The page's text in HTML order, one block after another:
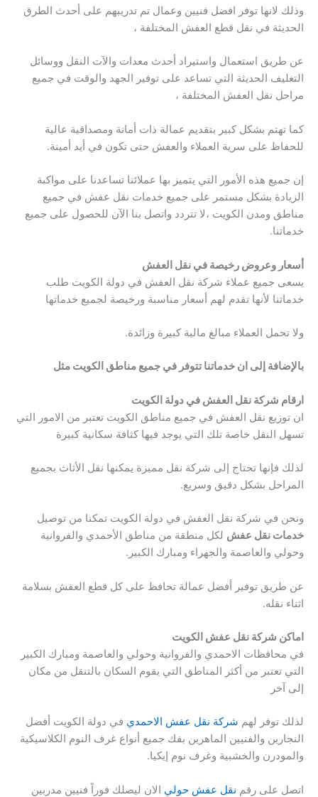
وذلك لانها توفر افضل فنيين وعمال تم تدريبهم على أحدث الطرق
الحديثة في نقل قطع العفش المختلفة ،
عن طريق استعمال واستيراد أحدث معدات والآت النقل ووسائل
التغليف الحديثة التي تساعد على توفير الجهد والوقت في جميع
مراحل نقل العفش المختلفة ،
كما تهتم بشكل كبير بتقديم عمالة ذات أمانة ومصداقية عالية
للحفاظ على سرية العملاء والعفش حتى تكون في أيد أمينة.
إن جميع هذه الأمور التي يتميز بها عملائنا تساعدنا على مواكبة
الزيادة بشكل مستمر على جميع خدمات نقل عفش في جميع
مناطق ومدن الكويت ،لا تتردد واتصل بنا الآن للحصول على جميع
خدماتنا.
أسعار وعروض رخيصة في نقل العفش
يسعى جميع عملاء شركة نقل العفش في دولة الكويت طلب
خدماتنا لأنها تقدم لهم أسعار مناسبة ورخيصة لجميع خدماتها
ولا تحمل العملاء مبالغ مالية كبيرة وزائدة.
بالإضافة إلى ان خدماتنا تتوفر في جميع مناطق الكويت مثل
ارقام شركة نقل العفش في دولة الكويت
ان توزيع نقل العفش في جميع مناطق الكويت تعتبر من الامور التي
تسهل النقل خاصة تلك التي يوجد فيها كثافة سكانية كبيرة
لذلك فإنها تحتاج إلى شركة نقل مميزة يمكنها نقل الأثاث بجميع
المراحل بشكل دقيق وسريع.
ونحن في شركة نقل العفش في دولة الكويت تمكنا من توصيل
خدمات نقل عفش لكل منطقة من مناطق الأحمدي والفروانية
وحولي والعاصمة والجهراء ومبارك الكبير.
عن طريق توفير أفضل عمالة تحافظ على كل قطع العفش بسلامة
اثناء نقله.
اماكن شركة نقل عفش الكويت
في محافظات الاحمدي والفروانية وحولي والعاصمة ومبارك الكبير
التي تعتبر من أكثر المناطق التي يقوم السكان بالتنقل من مكان
إلى آخر
لذلك توفر لهم شركة نقل عفش الاحمدي في دولة الكويت أفضل
النجارين والفنيين الماهرين بفك جميع أنواع غرف النوم الكلاسيكية
والمودرن والخشبية وغرف نوم إيكيا.
اتصل على رقم نقل عفش حولي الان ليصلك فوراً فنيين مدربين